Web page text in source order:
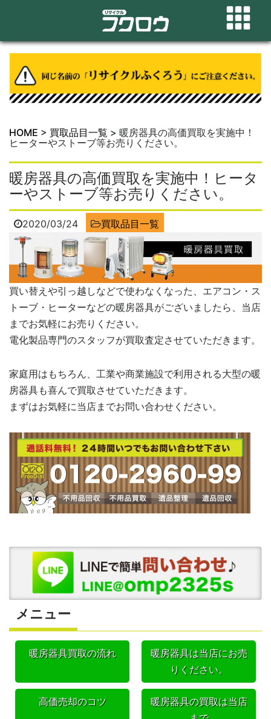
HOME > 買取品目一覧 > 暖房器具の高価買取を実施中！
ヒーターやストーブ等お売りください。
暖房器具の高価買取を実施中！ヒータ
ーやストーブ等お売りください。
2020/03/24 買取品目一覧
買い替えや引っ越しなどで使わなくなった、エアコン・ス
トーブ・ヒーターなどの暖房器具がございましたら、当店
までお気軽にお売りください。
電化製品専門のスタッフが買取査定させていただきます。
家庭用はもちろん、工業や商業施設で利用される大型の暖
房器具も喜んで買取させていただきます。
まずはお気軽に当店までお問い合わせください。
メニュー
暖房器具買取の流れ
暖房器具は当店にお売
りください。
高価売却のコツ
暖房器具の買取は当店